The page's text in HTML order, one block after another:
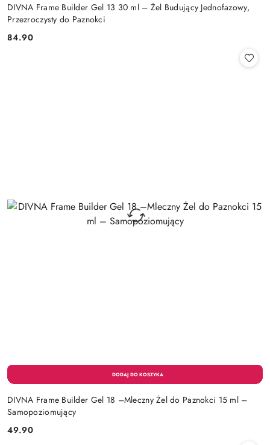
DIVNA Frame Builder Gel 13 30 ml – Żel Budujący Jednofazowy,
Przezroczysty do Paznokci
Cena:
84.90
DIVNA Frame Builder Gel 18 –Mleczny Żel do Paznokci 15 ml –
Samopoziomujący
Cena:
49.90